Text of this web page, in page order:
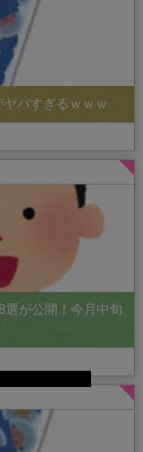
バすぎるｗｗｗ
選が公開！今月中旬